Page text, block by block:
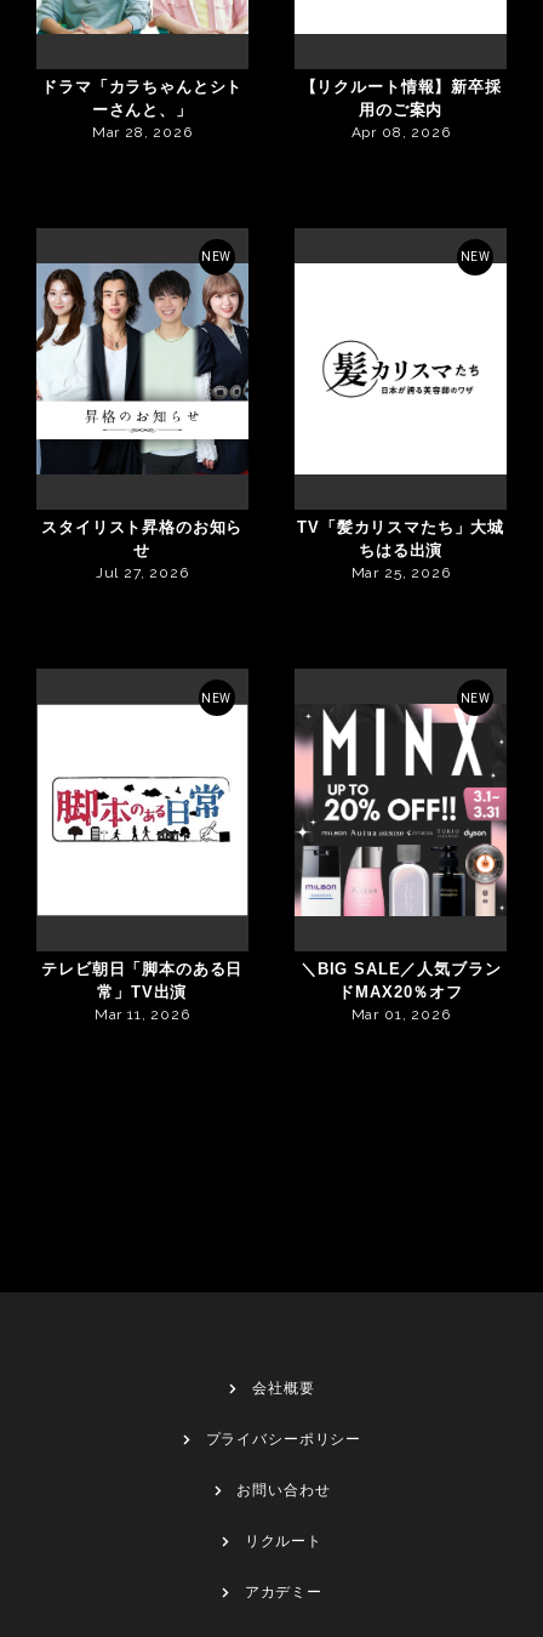
ドラマ「カラちゃんとシト
ーさんと、」
Mar 28, 2026
【リクルート情報】新卒採
用のご案内
Apr 08, 2026
NEW
スタイリスト昇格のお知ら
せ
Jul 27, 2026
NEW
TV「髪カリスマたち」大城
ちはる出演
Mar 25, 2026
NEW
テレビ朝日「脚本のある日
常」TV出演
Mar 11, 2026
NEW
＼BIG SALE／人気ブラン
ドMAX20％オフ
Mar 01, 2026
会社概要
プライバシーポリシー
お問い合わせ
リクルート
アカデミー